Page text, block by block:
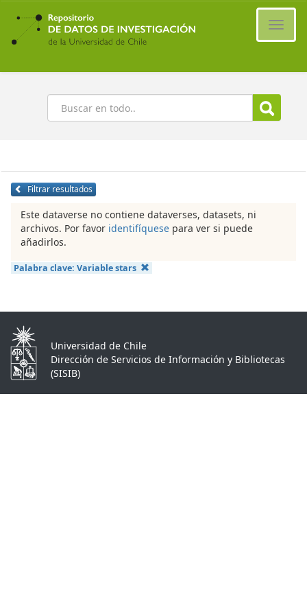
Ir
contenido
principal
Buscar
Filtrar resultados
Este dataverse no contiene dataverses, datasets, ni
archivos. Por favor identifíquese para ver si puede
añadirlos.
Palabra clave: Variable stars
Universidad de Chile
Dirección de Servicios de Información y Bibliotecas
(SISIB)